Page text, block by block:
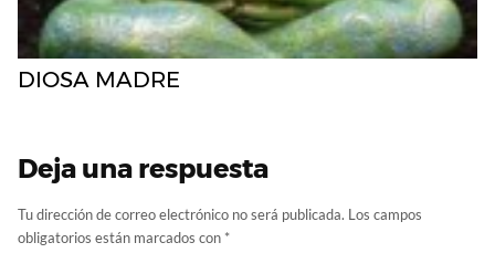
DIOSA MADRE
Deja una respuesta
Tu dirección de correo electrónico no será publicada. Los campos
obligatorios están marcados con *